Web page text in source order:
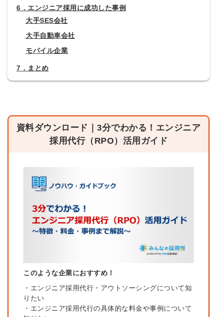
6．エンジニア採用に成功した事例
大手SES会社
大手自動車会社
モバイル企業
7．まとめ
資料ダウンロード｜3分でわかる！エンジニア
採用代行（RPO）活用ガイド
このような企業におすすめ！
・エンジニア採用代行・アウトソーシングについて知
りたい
・エンジニア採用代行の具体的な料金や事例について